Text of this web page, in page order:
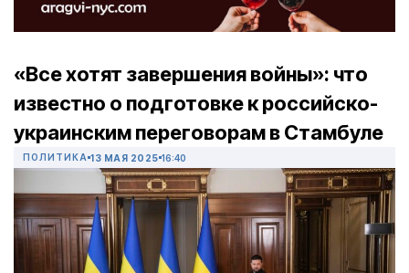
«Все хотят завершения войны»: что
известно о подготовке к российско-
украинским переговорам в Стамбуле
ПОЛИТИКА 13 МАЯ 2025 16:40